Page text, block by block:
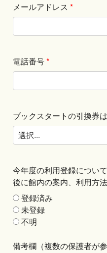
メールアドレス *
電話番号*
ブックスタートの引換券
今年度の利用登録につい
後に館内の案内、利用方
登録済み
未登録
不明
備考欄（複数の保護者が